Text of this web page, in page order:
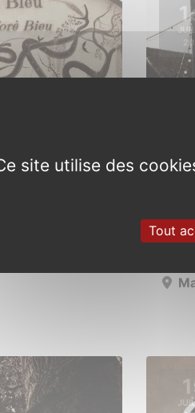
site utilise des
Tout